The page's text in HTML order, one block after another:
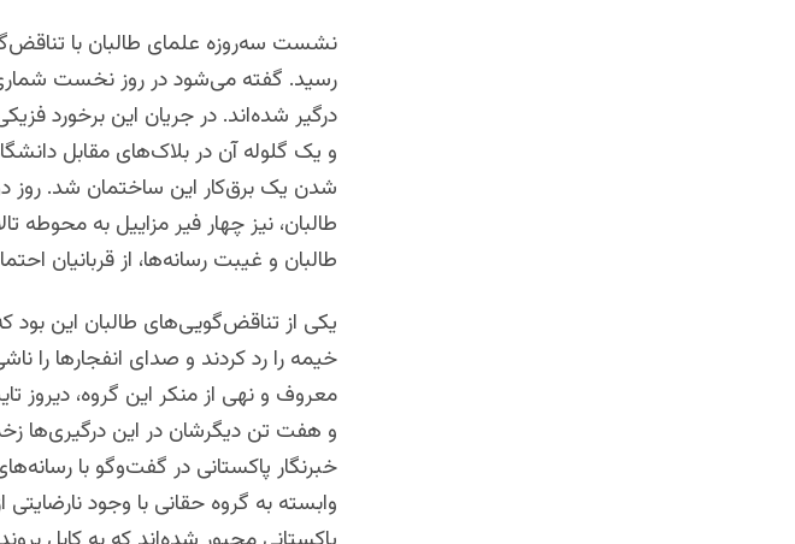
نشست سه‌روزه علمای طالبان با
رسید. گفته می‌شود در روز نخست شماری
درگیر شده‌اند. در جریان این برخورد
و یک گلوله آن در بلاک‌های مقابل
شدن یک برق‌کار این ساختمان شد. روز
طالبان، نیز چهار فیر مزاییل به محوطه
طالبان و غیبت رسانه‌ها، از قربانیان
یکی از تناقض‌گویی‌های طالبان این
خیمه را رد کردند و صدای انفجارها را
معروف و نهی از منکر این گروه، دیروز
و هفت تن دیگرشان در این درگیری‌ها
وابسته به گروه حقانی با وجود